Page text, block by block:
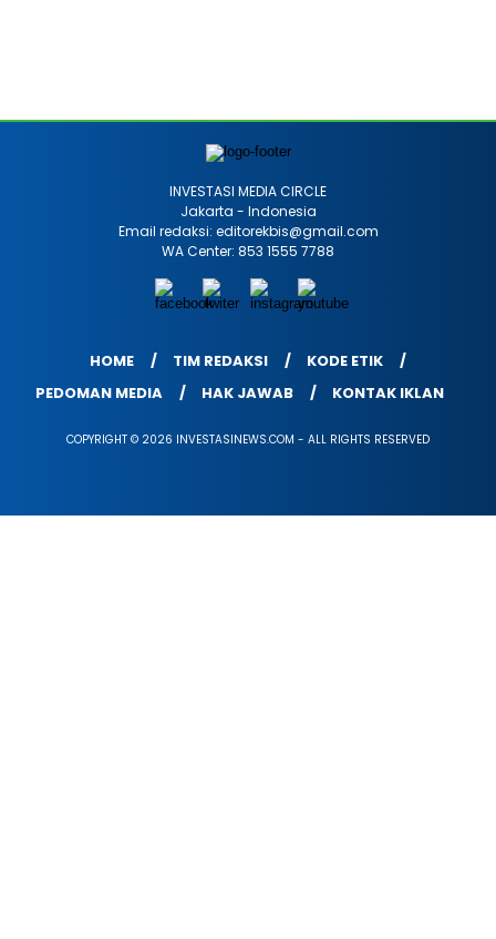
INVESTASI MEDIA CIRCLE
Jakarta - Indonesia
Email redaksi: editorekbis@gmail.com
WA Center: 853 1555 7788
HOME TIM REDAKSI
KODE ETIK
PEDOMAN MEDIA
HAK JAWAB KONTAK IKLAN
COPYRIGHT © 2026 INVESTASINEWS.COM - ALL RIGHTS RESERVED